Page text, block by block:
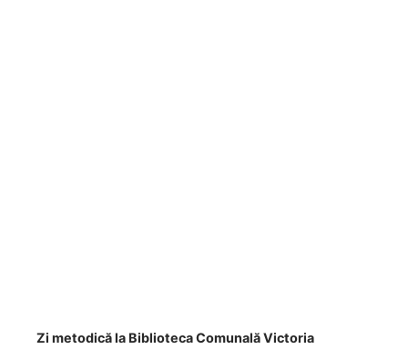
Zi metodică la Biblioteca Comunală Victoria